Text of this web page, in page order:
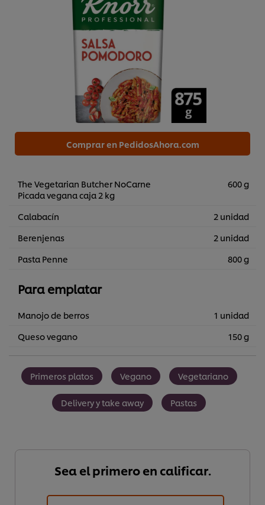
Comprar en PedidosAhora.com
The Vegetarian Butcher NoCarne
Picada vegana caja 2 kg
600 g
Calabacín
2 unidad
Berenjenas
2 unidad
Pasta Penne
800 g
Para emplatar
Manojo de berros
1 unidad
Queso vegano
150 g
Primeros platos Vegano Vegetariano
Delivery y take away Pastas
Sea el primero en calificar.
similares) para mejorar tu experiencia en nuestra web.